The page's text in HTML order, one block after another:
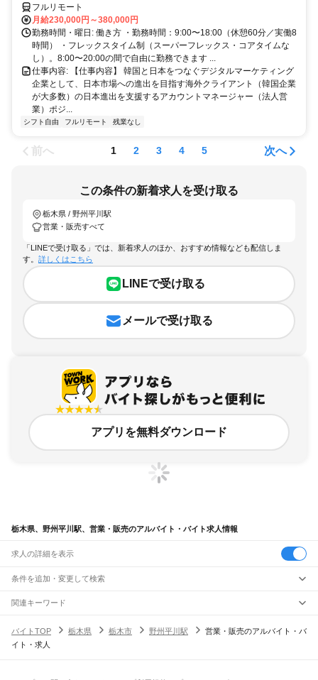
フルリモート
月給230,000円～380,000円
勤務時間・曜日: 働き方 ・勤務時間：9:00〜18:00（休憩60分／実働8
時間） ・フレックスタイム制（スーパーフレックス・コアタイムな
し）。8:00〜20:00の間で自由に勤務できます ...
仕事内容: 【仕事内容】 韓国と日本をつなぐデジタルマーケティング
企業として、日本市場への進出を目指す海外クライアント（韓国企業
が大多数）の日本進出を支援するアカウントマネージャー（法人営
業）ポジ...
シフト自由 フルリモート 残業なし
前へ 1 2 3 4 5 次へ
この条件の新着求人を受け取る
栃木県 / 野州平川駅
営業・販売すべて
「LINEで受け取る」では、新着求人のほか、おすすめ情報なども配信しま
す。 詳しくはこちら
LINEで受け取る
メールで受け取る
アプリを無料ダウンロード
栃木県、野州平川駅、営業・販売のアルバイト・バイト求人情報
求人の詳細を表示
条件を追加・変更して検索
市区町村を追加・変更
栃木県すべて
宇都宮市
駅を追加・変更
職種を追加・変更
関連キーワード
バイトTOP
栃木県 栃木市 野州平川駅
営業・販売のアルバイト・バ
イト・求人